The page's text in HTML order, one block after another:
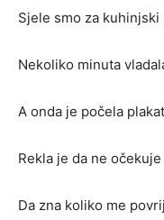
Sjele smo za kuhinjski
Nekoliko minuta
A onda je počela
Rekla je da ne
Da zna koliko me